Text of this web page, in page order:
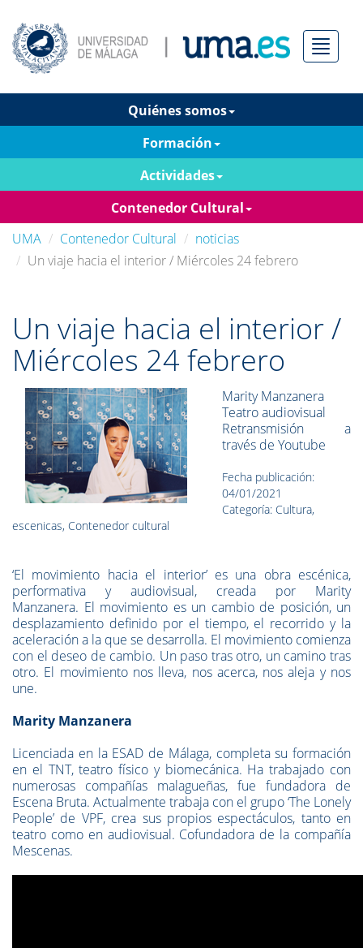
Menú
Quiénes somos
Formación
Actividades
Contenedor Cultural
UMA
Contenedor Cultural
noticias
Un viaje hacia el interior / Miércoles 24 febrero
Un viaje hacia el interior /
Miércoles 24 febrero
Marity Manzanera
Teatro audiovisual
Retransmisión a
través de Youtube
Fecha publicación:
04/01/2021
Categoría: Cultura,
escenicas, Contenedor cultural
‘El movimiento hacia el interior’ es una obra escénica,
performativa y audiovisual, creada por Marity
Manzanera. El movimiento es un cambio de posición, un
desplazamiento definido por el tiempo, el recorrido y la
aceleración a la que se desarrolla. El movimiento comienza
con el deseo de cambio. Un paso tras otro, un camino tras
otro. El movimiento nos lleva, nos acerca, nos aleja y nos
une.
Marity Manzanera
Licenciada en la ESAD de Málaga, completa su formación
en el TNT, teatro físico y biomecánica. Ha trabajado con
numerosas compañías malagueñas, fue fundadora de
Escena Bruta. Actualmente trabaja con el grupo ‘The Lonely
People’ de VPF, crea sus propios espectáculos, tanto en
teatro como en audiovisual. Cofundadora de la compañía
Mescenas.